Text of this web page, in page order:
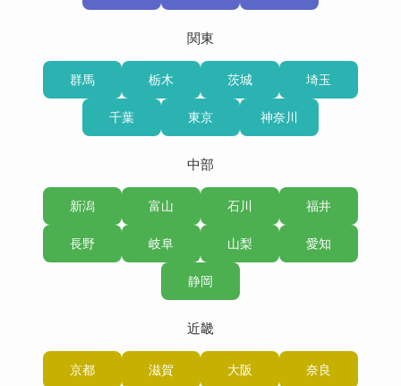
関東
群馬 栃木 茨城 埼玉
千葉 東京 神奈川
中部
新潟 富山 石川 福井
長野 岐阜 山梨 愛知
静岡
近畿
京都 滋賀 大阪 奈良